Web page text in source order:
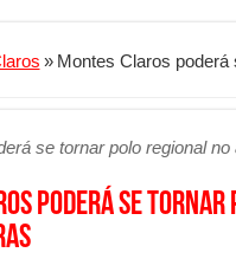
a melhor empresa de
Emissoras Apertam o Cerco
a referência
» Montes Claros poderá
se tornar polo regional
poderá se